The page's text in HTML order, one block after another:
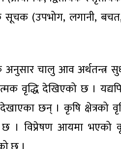
(उपभोग, लगानी, बचत,
चालु आव अर्थतन्त्र
वृद्धि देखिएको छ ।
छन् । कृषि क्षेत्रको
। विप्रेषण आयमा भएको